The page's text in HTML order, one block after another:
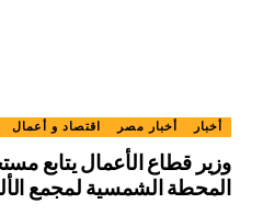
أخبار أخبار مصر اقتصاد و أعمال
وزير قطاع الأعمال يتابع
المحطة الشمسية لمجمع